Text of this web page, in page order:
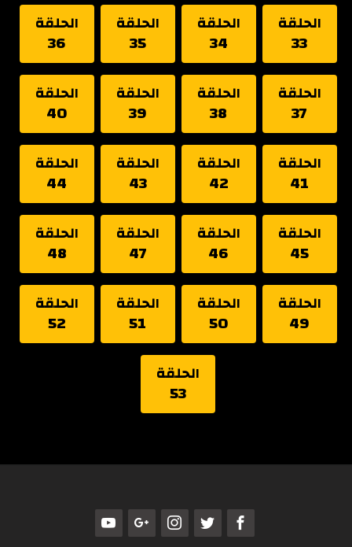
الحلقة
33
الحلقة
34
الحلقة
35
الحلقة
36
الحلقة
37
الحلقة
38
الحلقة
39
الحلقة
40
الحلقة
41
الحلقة
42
الحلقة
43
الحلقة
44
الحلقة
45
الحلقة
46
الحلقة
47
الحلقة
48
الحلقة
49
الحلقة
50
الحلقة
51
الحلقة
52
الحلقة
53